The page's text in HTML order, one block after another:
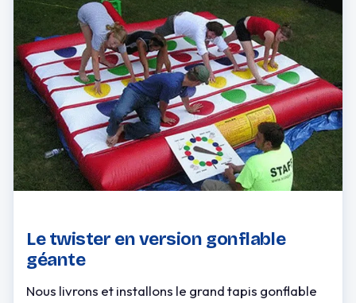
Le twister en version gonflable
géante
Nous livrons et installons le grand tapis gonflable